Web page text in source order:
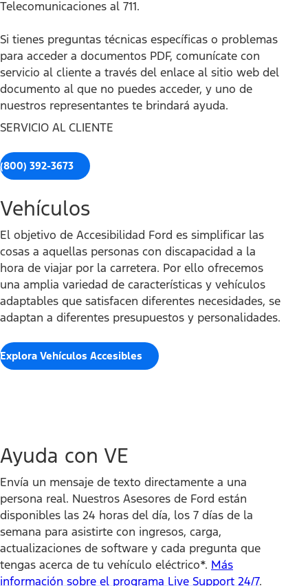
Telecomunicaciones al 711.
Si tienes preguntas técnicas específicas o problemas
para acceder a documentos PDF, comunícate con
servicio al cliente a través del enlace al sitio web del
documento al que no puedes acceder, y uno de
nuestros representantes te brindará ayuda.
SERVICIO AL CLIENTE
(800) 392-3673
Vehículos
El objetivo de Accesibilidad Ford es simplificar las
cosas a aquellas personas con discapacidad a la
hora de viajar por la carretera. Por ello ofrecemos
una amplia variedad de características y vehículos
adaptables que satisfacen diferentes necesidades, se
adaptan a diferentes presupuestos y personalidades.
Explora Vehículos Accesibles
Ayuda con VE
Envía un mensaje de texto directamente a una
persona real. Nuestros Asesores de Ford están
disponibles las 24 horas del día, los 7 días de la
semana para asistirte con ingresos, carga,
actualizaciones de software y cada pregunta que
tengas acerca de tu vehículo eléctrico*. Más
información sobre el programa Live Support 24/7.